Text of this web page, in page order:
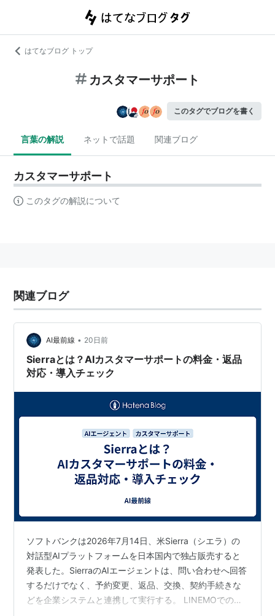
はてなブログ トップ
カスタマーサポート
このタグでブログを書く
言葉の解説 ネットで話題 関連ブログ
カスタマーサポート
このタグの解説について
関連ブログ
AI最前線 • 20日前
Sierraとは？AIカスタマーサポートの料金・返品
対応・導入チェック
ソフトバンクは2026年7月14日、米Sierra（シエラ）の
対話型AIプラットフォームを日本国内で独占販売すると
発表した。SierraのAIエージェントは、問い合わせへ回答
するだけでなく、予約変更、返品、交換、契約手続きな
どを企業システムと連携して実行する。 LINEMOでの検